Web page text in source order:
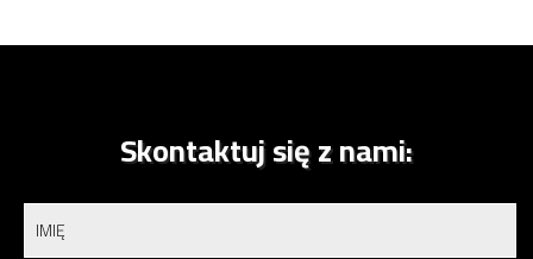
Skontaktuj się z nami: